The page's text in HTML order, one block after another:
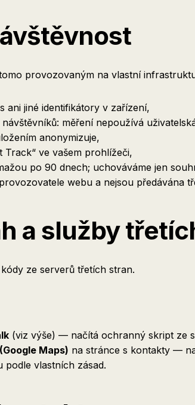
provozovaným na vlastní
ani jiné identifikátory v zařízení,
měření nepoužívá
anonymizuje,
Track“ ve vašem prohlížeči,
po 90 dnech; uchováváme jen
webu a nejsou předávána
a služby
ze serverů třetích stran.
(viz výše) — načítá ochranný skript ze
Maps) na stránce s kontakty —
podle vlastních zásad.